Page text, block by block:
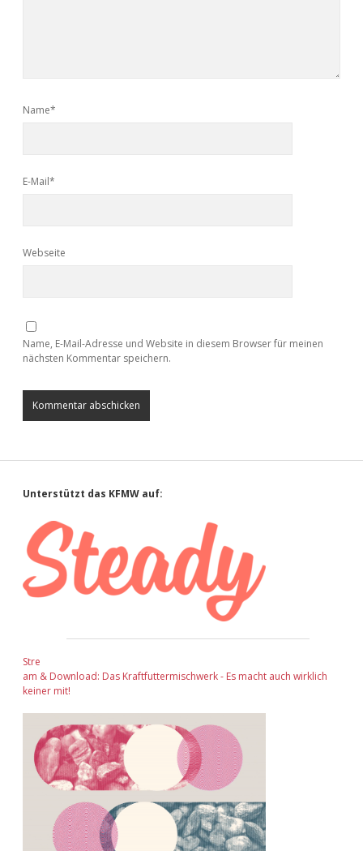
Name*
E-Mail*
Webseite
Name, E-Mail-Adresse und Website in diesem Browser für meinen
nächsten Kommentar speichern.
Sidebar
Unterstützt das KFMW auf:
Stre
am & Download: Das Kraftfuttermischwerk - Es macht auch wirklich
keiner mit!